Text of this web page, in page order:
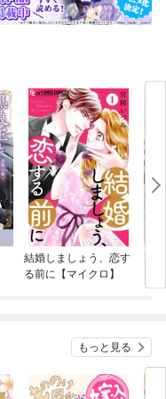
結婚しましょう、恋す
る前に【マイクロ】
冷
い中
もっと見る